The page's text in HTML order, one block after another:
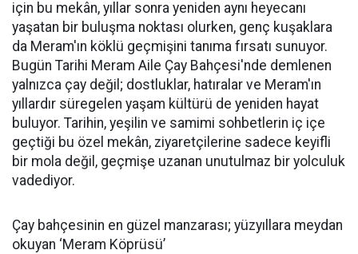
için bu mekân, yıllar sonra yeniden aynı heyecanı
yaşatan bir buluşma noktası olurken, genç kuşaklara
da Meram'ın köklü geçmişini tanıma fırsatı sunuyor.
Bugün Tarihi Meram Aile Çay Bahçesi'nde demlenen
yalnızca çay değil; dostluklar, hatıralar ve Meram'ın
yıllardır süregelen yaşam kültürü de yeniden hayat
buluyor. Tarihin, yeşilin ve samimi sohbetlerin iç içe
geçtiği bu özel mekân, ziyaretçilerine sadece keyifli
bir mola değil, geçmişe uzanan unutulmaz bir yolculuk
vadediyor.
Çay bahçesinin en güzel manzarası; yüzyıllara meydan
okuyan ‘Meram Köprüsü’